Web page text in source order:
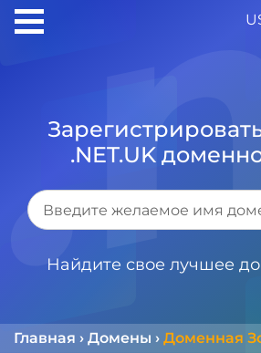
.NET.UK
Найдите свое лучшее
Главная › Домены › Доменная